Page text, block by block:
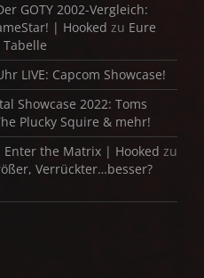
GOTY 2002-Vergleich:
| Hooked zu Eure
Tabelle
LIVE: Capcom Showcase!
Showcase 2022: Toms
Plucky Squire & mehr!
Enter the Matrix | Hooked zu
Verrückter…besser?